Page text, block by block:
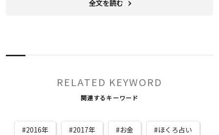
全文を読む
RELATED KEYWORD
関連するキーワード
2016年 2017年 お金 ほくろ占い